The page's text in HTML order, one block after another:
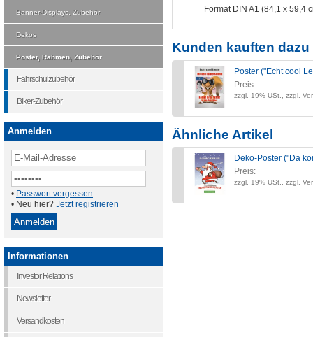
Format DIN A1 (84,1 x 59,4
Kunden kauften
Poster ("Echt cool
Preis:
zzgl. 19% USt., zzgl.
Ähnliche Artikel
Deko-Poster ("Da
Preis:
zzgl. 19% USt., zzgl.
Banner-Displays, Zubehör
Dekos
Poster, Rahmen, Zubehör
Fahrschulzubehör
Biker-Zubehör
Anmelden
• Passwort vergessen
• Neu hier? Jetzt registrieren
Informationen
Investor Relations
Newsletter
Versandkosten